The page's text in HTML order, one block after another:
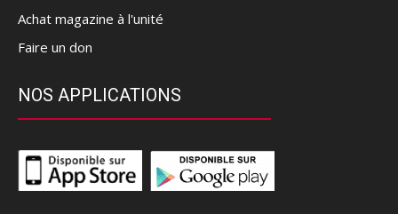
Achat magazine à l'unité
Faire un don
NOS APPLICATIONS